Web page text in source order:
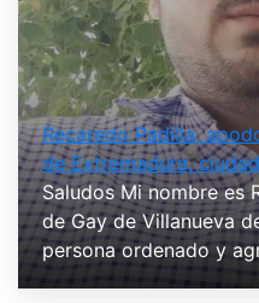
Recaredo Padilla,
de Extremadura,
Saludos Mi nombre es
de Gay de Villanueva
persona ordenado y